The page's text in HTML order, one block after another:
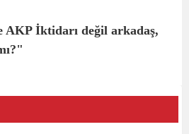
AKP İktidarı değil arkadaş,